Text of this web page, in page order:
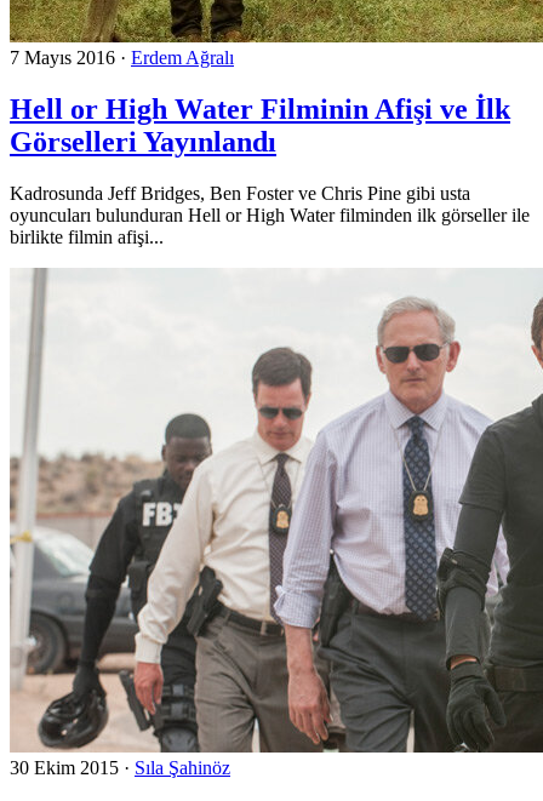
7 Mayıs 2016 · Erdem Ağralı
Hell or High Water Filminin Afişi ve İlk
Görselleri Yayınlandı
Kadrosunda Jeff Bridges, Ben Foster ve Chris Pine gibi usta
oyuncuları bulunduran Hell or High Water filminden ilk görseller ile
birlikte filmin afişi...
30 Ekim 2015 · Sıla Şahinöz